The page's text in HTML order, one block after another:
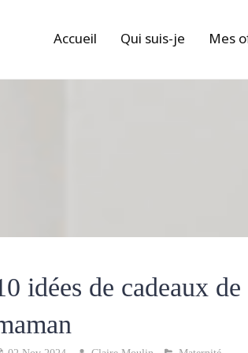
Accueil Qui suis-je Mes
idées de cadeaux